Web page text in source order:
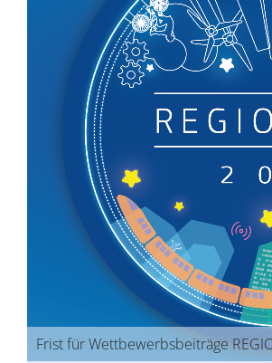
Frist für Wettbewerbsbeiträge